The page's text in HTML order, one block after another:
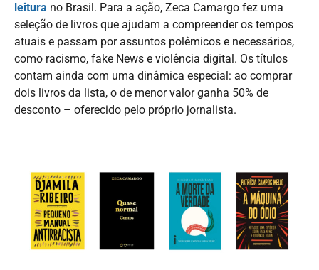
leitura no Brasil. Para a ação, Zeca Camargo fez uma
seleção de livros que ajudam a compreender os tempos
atuais e passam por assuntos polêmicos e necessários,
como racismo, fake News e violência digital. Os títulos
contam ainda com uma dinâmica especial: ao comprar
dois livros da lista, o de menor valor ganha 50% de
desconto – oferecido pelo próprio jornalista.